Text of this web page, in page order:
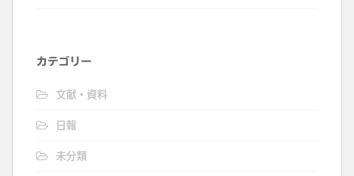
カテゴリー
文献・資料
日報
未分類